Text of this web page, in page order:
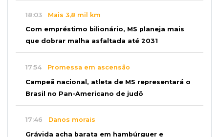
18:03 Mais 3,8 mil km
Com empréstimo bilionário, MS planeja mais
que dobrar malha asfaltada até 2031
17:54 Promessa em ascensão
Campeã nacional, atleta de MS representará o
Brasil no Pan-Americano de judô
17:46 Danos morais
Grávida acha barata em hambúrguer e